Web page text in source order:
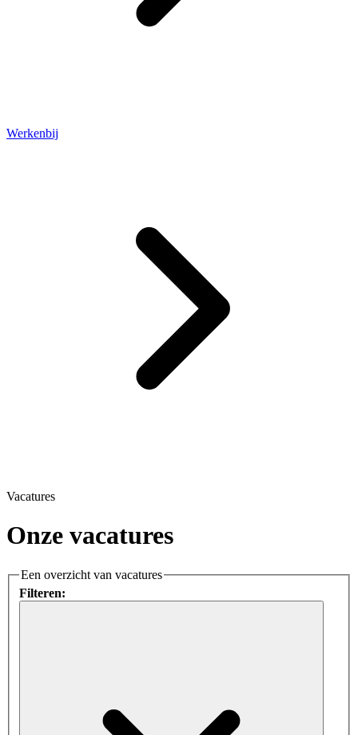
Werkenbij
Vacatures
Onze vacatures
Een overzicht van vacatures
Filteren: